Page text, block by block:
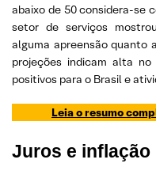
abaixo de 50 considera-se
setor de serviços
alguma apreensão quanto
projeções indicam alta
positivos para o Brasil e
Leia o resumo
Juros e inflação